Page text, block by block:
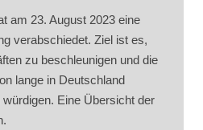
am 23. August 2023 eine
verabschiedet. Ziel ist es,
zu beschleunigen und die
lange in Deutschland
Eine Übersicht der